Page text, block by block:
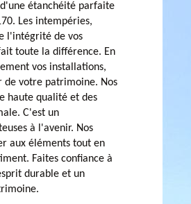
étanchéité parfaite
Les intempéries,
l'intégrité de vos
toute la différence. En
vos installations,
de votre patrimoine. Nos
haute qualité et des
C'est un
à l'avenir. Nos
aux éléments tout en
Faites confiance à
durable et un